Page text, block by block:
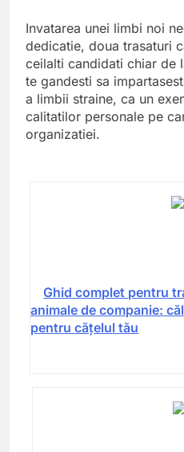
Invatarea unei limbi noi
dedicatie, doua trasaturi
ceilalti candidati chiar de
te gandesti sa
a limbii straine, ca un
calitatilor personale pe
organizatiei.
Ghid complet pentru
animale de companie:
pentru cățelul tău